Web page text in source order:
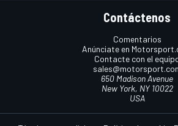
Contáctenos
Comentarios
Anúnciate en
Contacte con el
650 Madison Avenue
New York, NY 10022
USA